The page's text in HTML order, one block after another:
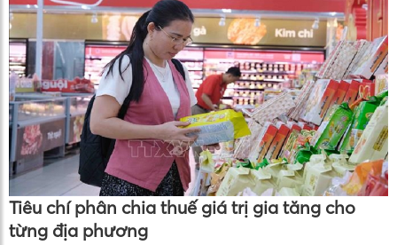
Tiêu chí phân chia thuế giá trị gia tăng cho
từng địa phương